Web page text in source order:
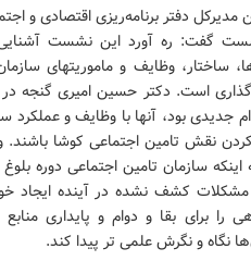
مدیرکل دفتر برنامه‌ریزی اقتصادی و
گفت: ره آورد این نشست
ساختار، وظایف و ماموریتهای
است. دکتر حسین امیری گنجه
جدیدی بود، آنها با وظایف و عملکرد
نقش تامین اجتماعی کوشا باشند.
اینکه سازمان تامین اجتماعی دوره
مشکلات کشف نشده در آینده ایجاد
را برای بقا و دوام و پایداری
نگاه و نگرش علمی تر پیدا کند.